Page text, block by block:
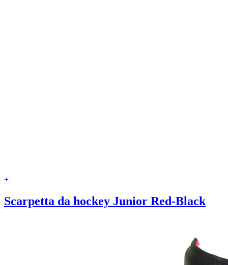
+
Scarpetta da hockey Junior Red-Black